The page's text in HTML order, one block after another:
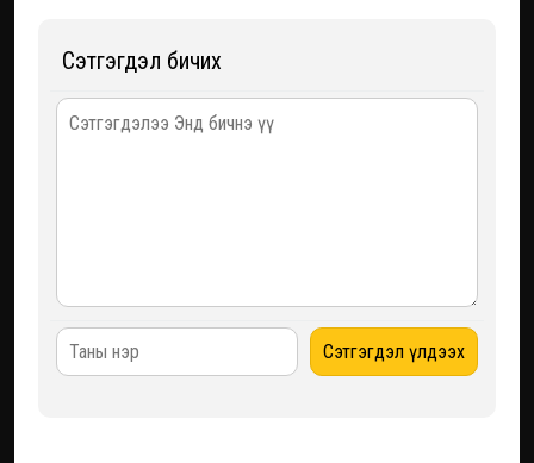
Сэтгэгдэл бичих